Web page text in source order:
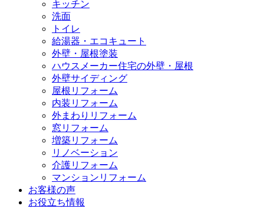
キッチン
洗面
トイレ
給湯器・エコキュート
外壁・屋根塗装
ハウスメーカー住宅の外壁・屋根
外壁サイディング
屋根リフォーム
内装リフォーム
外まわりリフォーム
窓リフォーム
増築リフォーム
リノベーション
介護リフォーム
マンションリフォーム
お客様の声
お役立ち情報